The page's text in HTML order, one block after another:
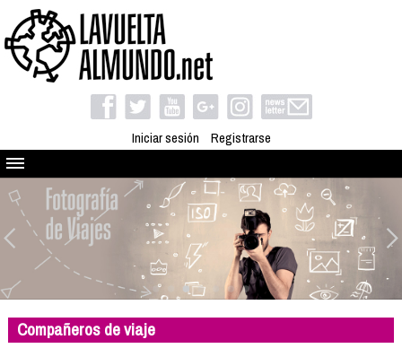
Iniciar sesión Registrarse
Quienes somos
El proyecto
Blog
Viaja con nosotros
Camino solidario
Libros
Compañeros de viaje